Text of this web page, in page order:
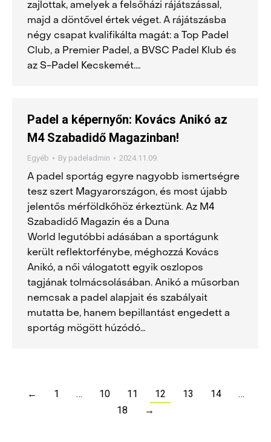
zajlottak, amelyek a felsőházi rájátszással,
majd a döntővel értek véget. A rájátszásba
négy csapat kvalifikálta magát: a Top Padel
Club, a Premier Padel, a BVSC Padel Klub és
az S-Padel Kecskemét.…
Padel a képernyőn: Kovács Anikó az
M4 Szabadidő Magazinban!
Egyéb By padeladmin 2024.11.09.
A padel sportág egyre nagyobb ismertségre
tesz szert Magyarországon, és most újabb
jelentős mérföldkőhöz érkeztünk. Az M4
Szabadidő Magazin és a Duna
World legutóbbi adásában a sportágunk
került reflektorfénybe, méghozzá Kovács
Anikó, a női válogatott egyik oszlopos
tagjának tolmácsolásában. Anikó a műsorban
nemcsak a padel alapjait és szabályait
mutatta be, hanem bepillantást engedett a
sportág mögött húzódó…
← 1 … 10 11 12 13 14
…
18
→